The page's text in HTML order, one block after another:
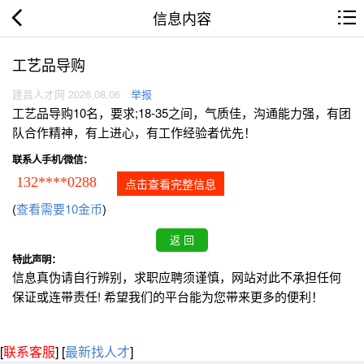
信息内容
工艺品导购
建昌人才网 2026.08.06 举报
工艺品导购10名，要求;18-35之间，气质佳，沟通能力强，有团
队合作精神，有上进心，有工作经验者优先！
联系人手机/微信：
132****0288 点击查看完整信息
(查看需要10金币)
特此声明：
信息真伪请自行辨别，求职应聘须谨慎，网站对此不承担任何
保证或连带责任! 希望我们的平台能为您带来更多的便利！
[联系客服] [最新找人才]